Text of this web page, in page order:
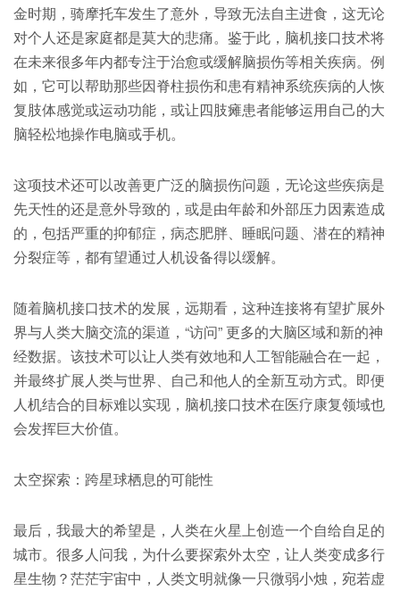
金时期，骑摩托车发生了意外，导致无法自主进食，这无论
对个人还是家庭都是莫大的悲痛。鉴于此，脑机接口技术将
在未来很多年内都专注于治愈或缓解脑损伤等相关疾病。例
如，它可以帮助那些因脊柱损伤和患有精神系统疾病的人恢
复肢体感觉或运动功能，或让四肢瘫患者能够运用自己的大
脑轻松地操作电脑或手机。
这项技术还可以改善更广泛的脑损伤问题，无论这些疾病是
先天性的还是意外导致的，或是由年龄和外部压力因素造成
的，包括严重的抑郁症，病态肥胖、睡眠问题、潜在的精神
分裂症等，都有望通过人机设备得以缓解。
随着脑机接口技术的发展，远期看，这种连接将有望扩展外
界与人类大脑交流的渠道，“访问” 更多的大脑区域和新的神
经数据。该技术可以让人类有效地和人工智能融合在一起，
并最终扩展人类与世界、自己和他人的全新互动方式。即便
人机结合的目标难以实现，脑机接口技术在医疗康复领域也
会发挥巨大价值。
太空探索：跨星球栖息的可能性
最后，我最大的希望是，人类在火星上创造一个自给自足的
城市。很多人问我，为什么要探索外太空，让人类变成多行
星生物？茫茫宇宙中，人类文明就像一只微弱小烛，宛若虚